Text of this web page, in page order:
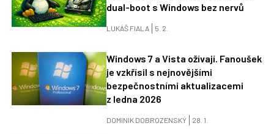
dual-boot s Windows bez nervů
LUKÁŠ FIALA 5. 2.
Windows 7 a Vista ožívají. Fanoušek
je vzkřísil s nejnovějšími
bezpečnostními aktualizacemi
z ledna 2026
DOMINIK DOBROZENSKÝ 28. 1.